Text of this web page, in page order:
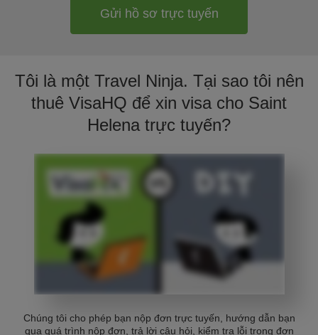
Gửi hồ sơ trực tuyến
Tôi là một Travel Ninja. Tại sao tôi nên
thuê VisaHQ để xin visa cho Saint
Helena trực tuyến?
Chúng tôi cho phép bạn nộp đơn trực tuyến, hướng dẫn bạn
qua quá trình nộp đơn, trả lời câu hỏi, kiểm tra lỗi trong đơn